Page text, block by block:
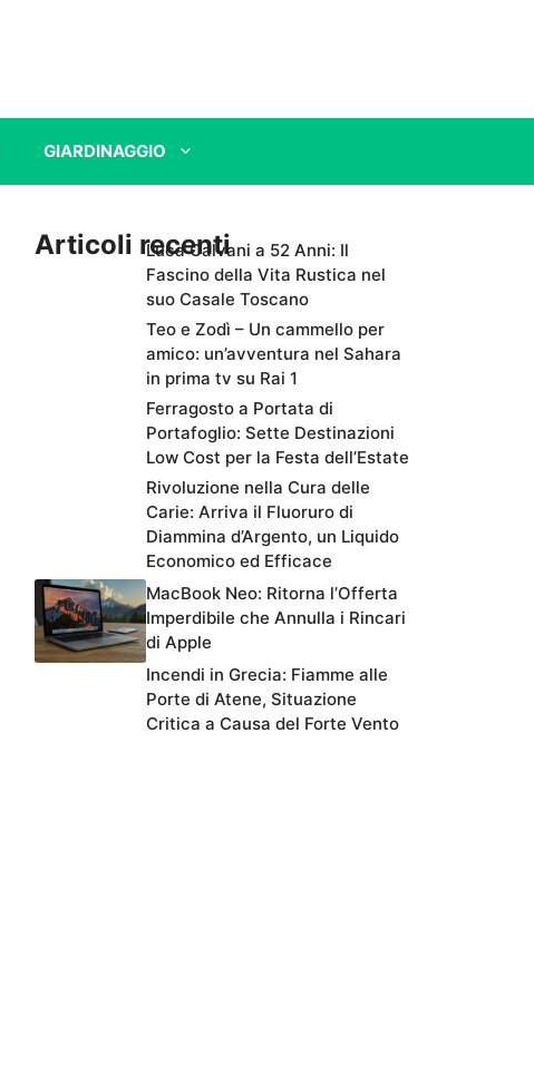
GIARDINAGGIO
Articoli recentiLuca Calvani a 52 Anni: Il
Fascino della Vita Rustica nel
suo Casale Toscano
Teo e Zodì – Un cammello per
amico: un’avventura nel Sahara
in prima tv su Rai 1
Ferragosto a Portata di
Portafoglio: Sette Destinazioni
Low Cost per la Festa dell’Estate
Rivoluzione nella Cura delle
Carie: Arriva il Fluoruro di
Diammina d’Argento, un Liquido
Economico ed Efficace
MacBook Neo: Ritorna l’Offerta
Imperdibile che Annulla i Rincari
di Apple
Incendi in Grecia: Fiamme alle
Porte di Atene, Situazione
Critica a Causa del Forte Vento